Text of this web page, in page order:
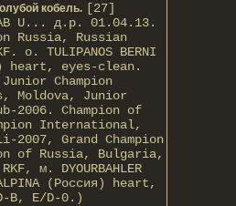
кобель. [27]
U... д.р. 01.04.13.
Russia, Russian
о. TULIPANOS BERNI
heart, eyes-clean.
Champion
Moldova, Junior
2006. Champion of
International,
2007, Grand Champion
of Russia, Bulgaria,
м. DYOURBAHLER
(Россия) heart,
В, E/D-0.)